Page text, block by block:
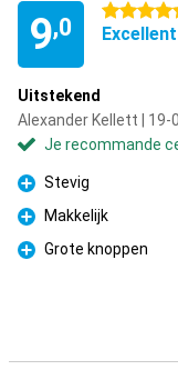
9,0
4.5 étoiles
Excellent
Uitstekend
Alexander Kellett | 19-
Je recommande
Pour
Stevig
Pour
Makkelijk
Pour
Grote knoppen